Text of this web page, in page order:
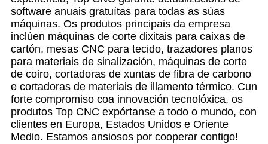
software anuais gratuítas para todas as súas
máquinas. Os produtos principais da empresa
inclúen máquinas de corte dixitais para caixas de
cartón, mesas CNC para tecido, trazadores planos
para materiais de sinalización, máquinas de corte
de coiro, cortadoras de xuntas de fibra de carbono
e cortadoras de materiais de illamento térmico. Cun
forte compromiso coa innovación tecnolóxica, os
produtos Top CNC expórtanse a todo o mundo, con
clientes en Europa, Estados Unidos e Oriente
Medio. Estamos ansiosos por cooperar contigo!